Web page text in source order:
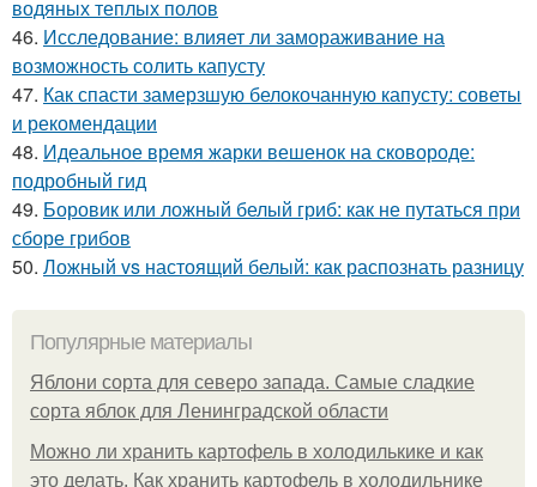
водяных теплых полов
46. Исследование: влияет ли замораживание на
возможность солить капусту
47. Как спасти замерзшую белокочанную капусту: советы
и рекомендации
48. Идеальное время жарки вешенок на сковороде:
подробный гид
49. Боровик или ложный белый гриб: как не путаться при
сборе грибов
50. Ложный vs настоящий белый: как распознать разницу
Популярные материалы
Яблони сорта для северо запада. Самые сладкие
сорта яблок для Ленинградской области
Можно ли хранить картофель в холодилькике и как
это делать. Как хранить картофель в холодильнике